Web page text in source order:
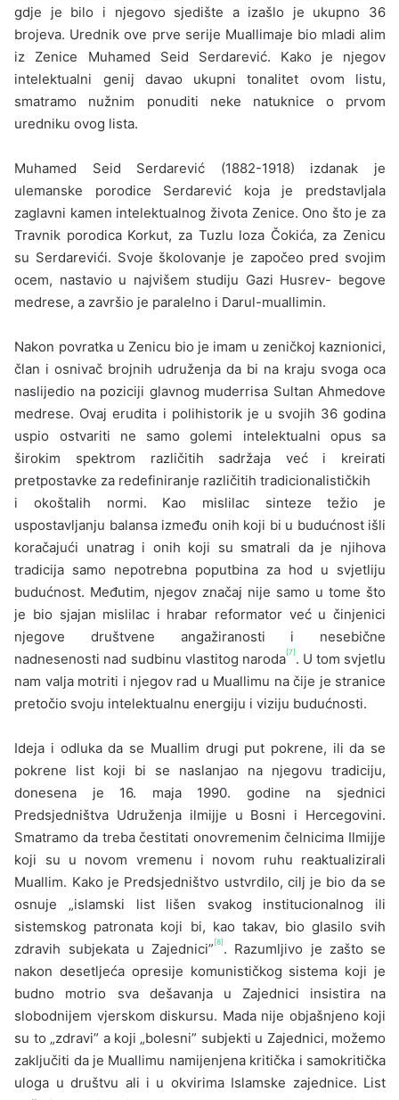
gdje je bilo i njegovo sjedište a izašlo je ukupno 36
brojeva. Urednik ove prve serije Muallimaje bio mladi alim
iz Zenice Mu­hamed Seid Serdarević. Kako je njegov
intelek­tualni genij davao ukupni tonalitet ovom listu,
smatramo nužnim ponuditi neke natuknice o prvom
uredniku ovog lista.
Muhamed Seid Serdarević (1882-1918) iz­danak je
ulemanske porodice Serdarević koja je predstavljala
zaglavni kamen intelektualnog života Zenice. Ono što je za
Travnik porodica Korkut, za Tuzlu loza Čokića, za Zenicu
su Serdarevići. Svoje školovanje je započeo pred svojim
ocem, nastavio u najvišem studiju Gazi Husrev- begove
medrese, a završio je paralelno i Darul-muallimin.
Nakon povratka u Zenicu bio je imam u ze­ničkoj kaznionici,
član i osnivač brojnih udruže­nja da bi na kraju svoga oca
naslijedio na poziciji glavnog muderrisa Sultan Ahmedove
medrese. Ovaj erudita i polihistorik je u svojih 36 godi­na
uspio ostvariti ne samo golemi intelektualni opus sa
širokim spektrom različitih sadržaja već i kreirati
pretpostavke za redefiniranje različitih tradicionalističkih
i okoštalih normi. Kao misli­lac sinteze težio je
uspostavljanju balansa između onih koji bi u budućnost išli
koračajući unatrag i onih koji su smatrali da je njihova
tradicija samo nepotrebna poputbina za hod u svjetliju
buduć­nost. Međutim, njegov značaj nije samo u tome što
je bio sjajan mislilac i hrabar reformator već u činjenici
njegove društvene angažiranosti i ne­sebične
nadnesenosti nad sudbinu vlastitog naroda[7] . U tom svjetlu
nam valja motriti i njegov rad u Muallimu na čije je stranice
pretočio svoju intelektualnu energiju i viziju budućnosti.
Ideja i odluka da se Muallim drugi put po­krene, ili da se
pokrene list koji bi se naslanjao na njegovu tradiciju,
donesena je 16. maja 1990. godine na sjednici
Predsjedništva Udruženja ilmijje u Bosni i Hercegovini.
Smatramo da treba čestitati onovremenim čelnicima Ilmijje
koji su u novom vremenu i novom ruhu reaktualizirali
Muallim. Kako je Predsjedništvo ustvrdilo, cilj je bio da se
osnuje „islamski list lišen svakog institucionalnog ili
sistemskog patronata koji bi, kao takav, bio glasilo svih
zdravih subjekata u Zajednici” [8] . Razumljivo je zašto se
nakon de­setljeća opresije komunističkog sistema koji je
budno motrio sva dešavanja u Zajednici insisti­ra na
slobodnijem vjerskom diskursu. Mada nije objašnjeno koji
su to „zdravi” a koji „bolesni” su­bjekti u Zajednici, možemo
zaključiti da je Muallimu namijenjena kritička i samokritička
uloga u društvu ali i u okvirima Islamske zajednice. List